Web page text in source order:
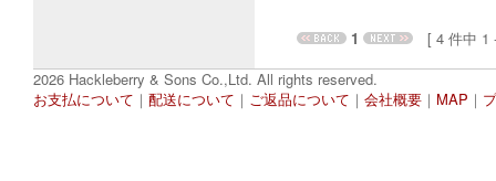
1
[ 4 件中 1
2026 Hackleberry & Sons Co.,Ltd. All rights reserved.
お支払について ｜ 配送について ｜ ご返品について ｜ 会社概要 ｜ MAP ｜